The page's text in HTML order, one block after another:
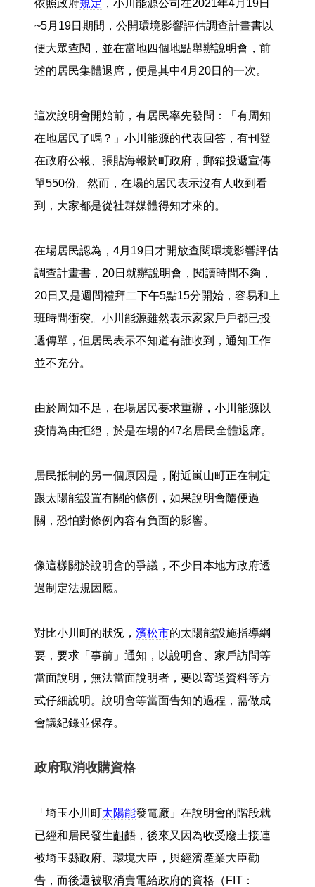
依照政府規定 ，小川能源公司在2021年4月19日
~5月19日期間，公開環境影響評估調查計畫書以
便大眾查閱，並在當地四個地點舉辦說明會，前
述的居民集體退席，便是其中4月20日的一次。
這次說明會開始前，有居民率先發問：「有周知
在地居民了嗎？」小川能源的代表回答，有刊登
在政府公報、張貼海報於町政府，郵箱投遞宣傳
單550份。然而，在場的居民表示沒有人收到看
到，大家都是從社群媒體得知才來的。
在場居民認為，4月19日才開放查閱環境影響評估
調查計畫書，20日就辦說明會，閱讀時間不夠，
20日又是週間禮拜二下午5點15分開始，容易和上
班時間衝突。小川能源雖然表示家家戶戶都已投
遞傳單，但居民表示不知道有誰收到，通知工作
並不充分。
由於周知不足，在場居民要求重辦，小川能源以
疫情為由拒絕，於是在場的47名居民全體退席。
居民抵制的另一個原因是，附近嵐山町正在制定
跟太陽能設置有關的條例，如果說明會隨便過
關，恐怕對條例內容有負面的影響。
像這樣關於說明會的爭議，不少日本地方政府透
過制定法規因應。
對比小川町的狀況， 濱松市的太陽能設施指導綱
要，要求「事前」通知，以說明會、家戶訪問等
當面說明，無法當面說明者，要以寄送資料等方
式仔細說明。說明會等當面告知的過程，需做成
會議紀錄並保存。
政府取消收購資格
「埼玉小川町太陽能發電廠」在說明會的階段就
已經和居民發生齟齬，後來又因為收受廢土接連
被埼玉縣政府、環境大臣，與經濟產業大臣勸
告，而後還被取消賣電給政府的資格（FIT：